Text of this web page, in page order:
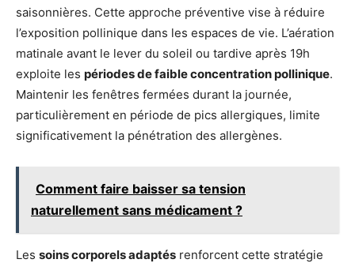
saisonnières. Cette approche préventive vise à réduire
l’exposition pollinique dans les espaces de vie. L’aération
matinale avant le lever du soleil ou tardive après 19h
exploite les périodes de faible concentration pollinique.
Maintenir les fenêtres fermées durant la journée,
particulièrement en période de pics allergiques, limite
significativement la pénétration des allergènes.
Comment faire baisser sa tension
naturellement sans médicament ?
Les soins corporels adaptés renforcent cette stratégie